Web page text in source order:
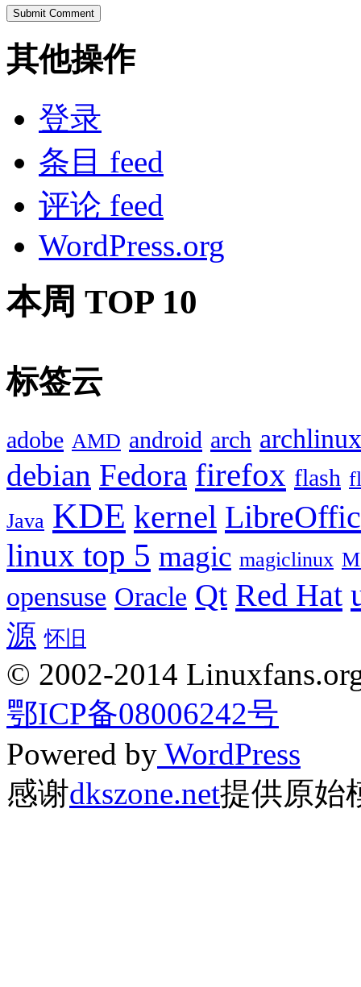
其他操作
登录
条目 feed
评论 feed
WordPress.org
本周 TOP 10
标签云
adobe AMD android arch archlinux
debian Fedora firefox flash
Java KDE kernel
linux top 5 magic magiclinux
opensuse Oracle Qt Red Hat
源 怀旧
© 2002-2014
鄂ICP备08006242号
Powered by WordPress
感谢dkszone.net提供原始